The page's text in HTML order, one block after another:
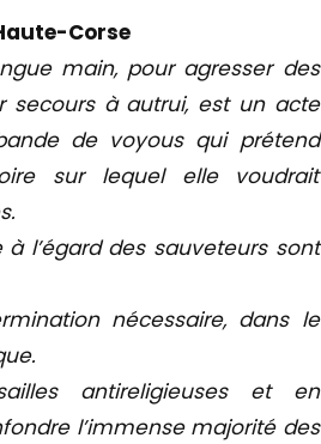
Corse
main, pour agresser des
secours à autrui, est un acte
de voyous qui prétend
sur lequel elle voudrait
l’égard des sauveteurs sont
nécessaire, dans le
antireligieuses et en
l’immense majorité des